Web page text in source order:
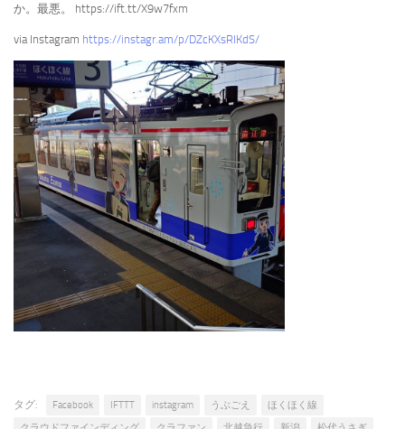
か。最悪。 https://ift.tt/X9w7fxm
via Instagram https://instagr.am/p/DZcKXsRlKdS/
タグ: Facebook IFTTT instagram うぶごえ
ほくほく線